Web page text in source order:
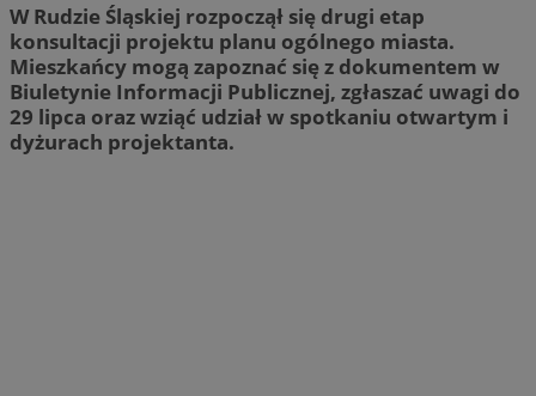
W Rudzie Śląskiej rozpoczął się drugi etap
konsultacji projektu planu ogólnego miasta.
Mieszkańcy mogą zapoznać się z dokumentem w
Biuletynie Informacji Publicznej, zgłaszać uwagi do
29 lipca oraz wziąć udział w spotkaniu otwartym i
dyżurach projektanta.